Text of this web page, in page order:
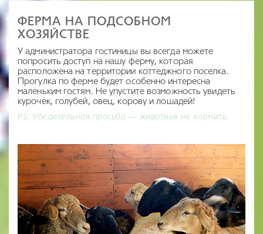
ФЕРМА НА ПОДСОБНОМ
ХОЗЯЙСТВЕ
У администратора гостиницы вы всегда можете
попросить доступ на нашу ферму, которая
расположена на территории коттеджного поселка.
Прогулка по ферме будет особенно интересна
маленьким гостям. Не упустите возможность увидеть
курочек, голубей, овец, корову и лошадей!
PS: Убедительная просьба — животных не кормить.